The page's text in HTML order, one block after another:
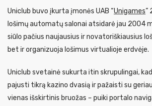
Uniclub buvo įkurta įmonės UAB “Unigames”
lošimų automatų salonai atsidarė jau 2004
siūlo pačius naujausius ir novatoriškiausius
bet ir organizuoja lošimus virtualioje erdvėje.
Uniclub svetainė sukurta itin skrupulingai,
pajusti tikrą kazino dvasią ir pažaisti su
vienas išskirtinis bruožas – puiki portalo